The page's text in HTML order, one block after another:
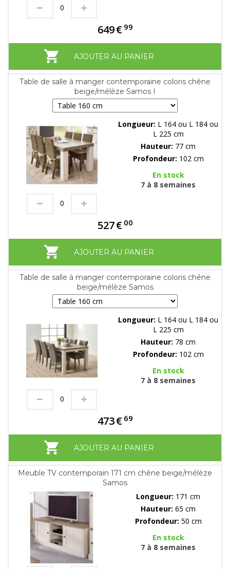
649€ 99
AJOUTER AU PANIER
Table de salle à manger contemporaine coloris chêne
beige/mélèze Samos I
Longueur: L 164 ou L 184 ou
L 225 cm
Hauteur: 77 cm
Profondeur: 102 cm
En stock
7 à 8 semaines
527€ 00
AJOUTER AU PANIER
Table de salle à manger contemporaine coloris chêne
beige/mélèze Samos
Longueur: L 164 ou L 184 ou
L 225 cm
Hauteur: 78 cm
Profondeur: 102 cm
En stock
7 à 8 semaines
473€ 69
AJOUTER AU PANIER
Meuble TV contemporain 171 cm chêne beige/mélèze
Samos
Longueur: 171 cm
Hauteur: 65 cm
Profondeur: 50 cm
En stock
7 à 8 semaines